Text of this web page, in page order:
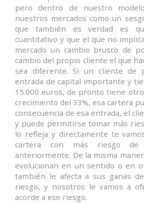
pero dentro de nuestro
nuestros mercados como un
que también es verdad es
cuantitativo y que el que no
mercado un cambio brusco de
cambio del propio cliente el que
sea diferente. Si un cliente de
entrada de capital importante y
15.000 euros, de pronto tiene
crecimiento del 33%, esa cartera
consecuencia de esa entrada, el
y puede permitirse tomar más
lo refleja y directamente te
cartera con más riesgo
anteriormente. De la misma
evolucionan en un sentido o en
también le afecta a sus ganas
riesgo, y nosotros le vamos a
acorde a ese riesgo.